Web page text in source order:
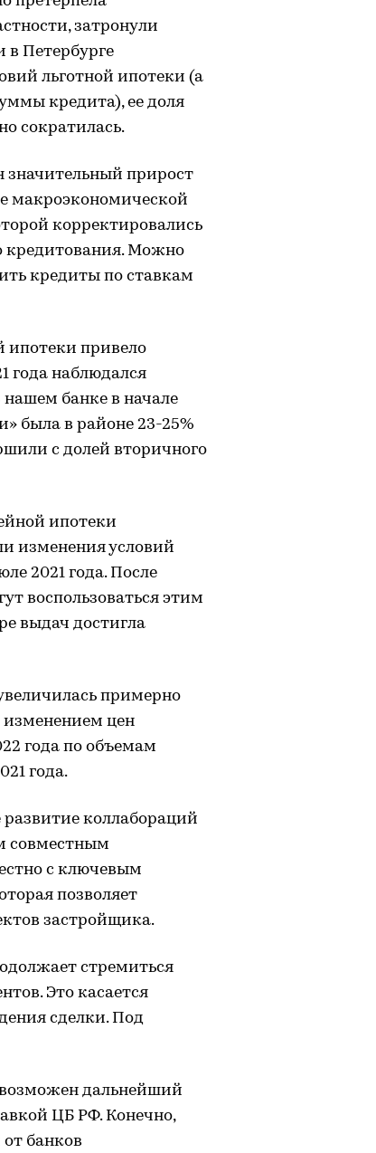
затронули
в Петербурге
льготной ипотеки (а
кредита), ее доля
сократилась.
значительный прирост
макроэкономической
корректировались
кредитования. Можно
кредиты по ставкам
ипотеки привело
года наблюдался
банке в начале
была в районе 23-25%
с долей вторичного
ипотеки
изменения условий
2021 года. После
воспользоваться этим
выдач достигла
примерно
изменением цен
года по объемам
года.
коллабораций
совместным
с ключевым
позволяет
застройщика.
стремиться
Это касается
сделки. Под
возможен дальнейший
ЦБ РФ. Конечно,
банков